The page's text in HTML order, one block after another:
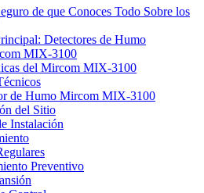
de que Conoces Todo Sobre los
Detectores de Humo
MIX-3100
del Mircom MIX-3100
de Humo Mircom MIX-3100
del Sitio
Instalación
Preventivo